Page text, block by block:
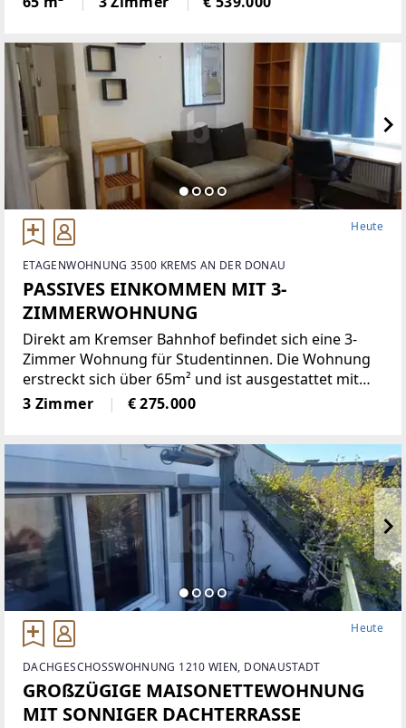
durchdachten Raumaufteilung sowie großzügigen
Heute
ETAGENWOHNUNG 3500 KREMS AN DER DONAU
PASSIVES EINKOMMEN MIT 3-
ZIMMERWOHNUNG
Direkt am Kremser Bahnhof befindet sich eine 3-
Zimmer Wohnung für Studentinnen. Die Wohnung
erstreckt sich über 65m² und ist ausgestattet mit
Küche, Geschirrspüler, Kühl-und Gefrierschrank
sowie Internet. Ideal für junge, studierende Frauen,
3 Zimmer € 275.000
Heute
DACHGESCHOSSWOHNUNG 1210 WIEN, DONAUSTADT
GROßZÜGIGE MAISONETTEWOHNUNG
MIT SONNIGER DACHTERRASSE